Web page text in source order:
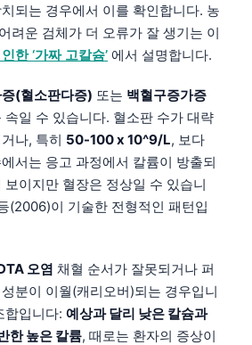
되는 경우에서 이를 확인합니다. 농
려운 검체가 더 오류가 잘 생기는 이
한 ‘가짜 고칼슘’ 에서 설명합니다.
(혈소판다증) 또는 백혈구증가증
속일 수 있습니다. 혈소판 수가 대략
나, 특히 50-100 x 10^9/L, 보다
서는 응고 과정에서 칼륨이 방출되
이지만 혈장은 정상일 수 있습니
(2006)이 기술한 전형적인 패턴입
오염 채혈 순서가 잘못되거나 퍼
분이 이월(캐리오버)되는 경우입니
합입니다: 예상과 달리 낮은 칼슘과
한 높은 칼륨, 때로는 환자의 증상이